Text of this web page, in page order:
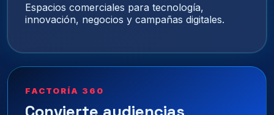
Espacios comerciales para tecnología,
innovación, negocios y campañas digitales.
FACTORÍA 360